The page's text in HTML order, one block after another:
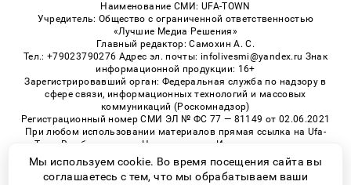
Наименование СМИ: UFA-TOWN
Учредитель: Общество с ограниченной ответственностью
«Лучшие Медиа Решения»
Главный редактор: Самохин А. С.
Тел.: +79023790276 Адрес эл. почты: infolivesmi@yandex.ru Знак
информационной продукции: 16+
Зарегистрировавший орган: Федеральная служба по надзору в
сфере связи, информационных технологий и массовых
коммуникаций (Роскомнадзор)
Регистрационный номер СМИ ЭЛ № ФС 77 — 81149 от 02.06.2021
При любом использовании материалов прямая ссылка на Ufa-
Town.Ru обязательна. Цитирование в Интернете возможно
только при наличии письменного разрешения.
Мы используем cookie. Во время посещения сайта вы
соглашаетесь с тем, что мы обрабатываем ваши